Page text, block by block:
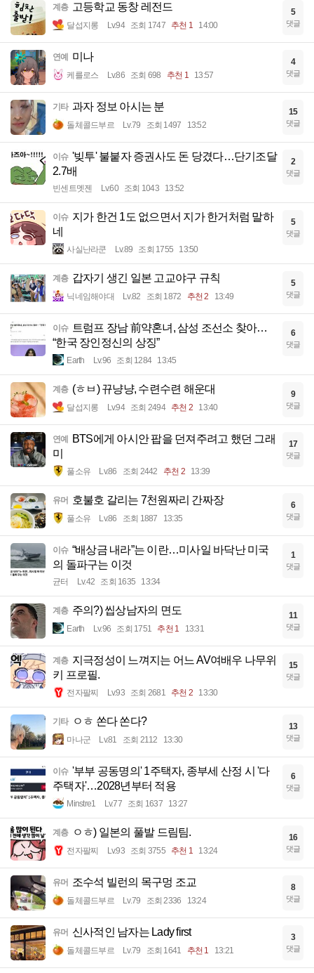
계층 고등학교 동창 레전드
달섭지롱 Lv.94 조회 1747 추천 1 14:00
5
댓글
연예 미나
케를로스 Lv.86 조회 698 추천 1 13:57
4
댓글
기타 과자 정보 아시는 분
돌체콜드부르 Lv.79 조회 1497 13:52
15
댓글
이슈 '빚투' 불붙자 증권사도 돈 당겼다…단기조달
2.7배
빈센트멧젠 Lv.60 조회 1043 13:52
2
댓글
이슈 지가 한건 1도 없으면서 지가 한거처럼 말하
네
사실난라쿤 Lv.89 조회 1755 13:50
5
댓글
계층 갑자기 생긴 일본 고교야구 규칙
닉네임해야대 Lv.82 조회 1872 추천 2 13:49
5
댓글
이슈
트럼프 장남 前약혼녀, 삼성 조선소 찾아…
“한국 장인정신의 상징”
Earth Lv.96 조회 1284 13:45
6
댓글
계층 (ㅎㅂ) 뀨냥냥, 수련수련 해운대
달섭지롱 Lv.94 조회 2494 추천 2 13:40
9
댓글
연예
BTS에게 아시안 팝을 던져주려고 했던 그래
미
풀소유 Lv.86 조회 2442 추천 2 13:39
17
댓글
유머 호불호 갈리는 7천원짜리 간짜장
풀소유 Lv.86 조회 1887 13:35
6
댓글
이슈 “배상금 내라”는 이란…미사일 바닥난 미국
의 돌파구는 이것
균터 Lv.42 조회 1635 13:34
1
댓글
계층 주의?) 씹상남자의 면도
Earth Lv.96 조회 1751 추천 1 13:31
11
댓글
계층 지극정성이 느껴지는 어느 AV여배우 나무위
키 프로필.
전자팔찌 Lv.93 조회 2681 추천 2 13:30
15
댓글
기타 ㅇㅎ 쏜다 쏜다?
마나군 Lv.81 조회 2112 13:30
13
댓글
이슈 '부부 공동명의' 1주택자, 종부세 산정 시 '다
주택자'…2028년부터 적용
Minstre1 Lv.77 조회 1637 13:27
6
댓글
계층 ㅇㅎ) 일본의 풀발 드림팀.
전자팔찌 Lv.93 조회 3755 추천 1 13:24
16
댓글
유머 조수석 빌런의 목구멍 조교
돌체콜드부르 Lv.79 조회 2336 13:24
8
댓글
유머 신사적인 남자는 Lady first
돌체콜드부르 Lv.79 조회 1641 추천 1 13:21
3
댓글